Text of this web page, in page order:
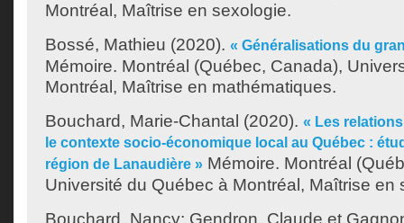
Montréal, Maîtrise en sexologie.
Bossé, Mathieu (2020). « Généralisations du
Mémoire. Montréal (Québec, Canada),
Montréal, Maîtrise en mathématiques.
Bouchard, Marie-Chantal (2020). « Les
le contexte socio-économique local au Québec :
région de Lanaudière » Mémoire. Montréal
Université du Québec à Montréal, Maîtrise en
Bouchard, Nancy; Gendron, Claude et